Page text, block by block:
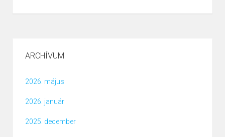
ARCHÍVUM
2026. május
2026. január
2025. december